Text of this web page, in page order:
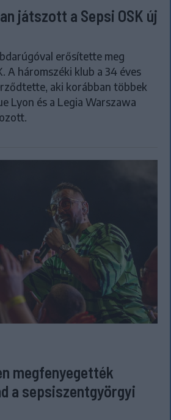
játszott a Sepsi OSK új
erősítette meg
A háromszéki klub a 34 éves
aki korábban többek
Lyon és a Legia Warszawa
megfenyegették
a sepsiszentgyörgyi